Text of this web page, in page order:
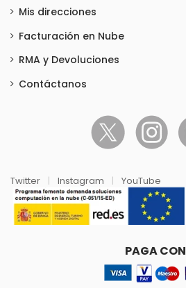
Mis direcciones
Facturación en Nube
RMA y Devoluciones
Contáctanos
Twitter | Instagram | YouTube
PAGA CON